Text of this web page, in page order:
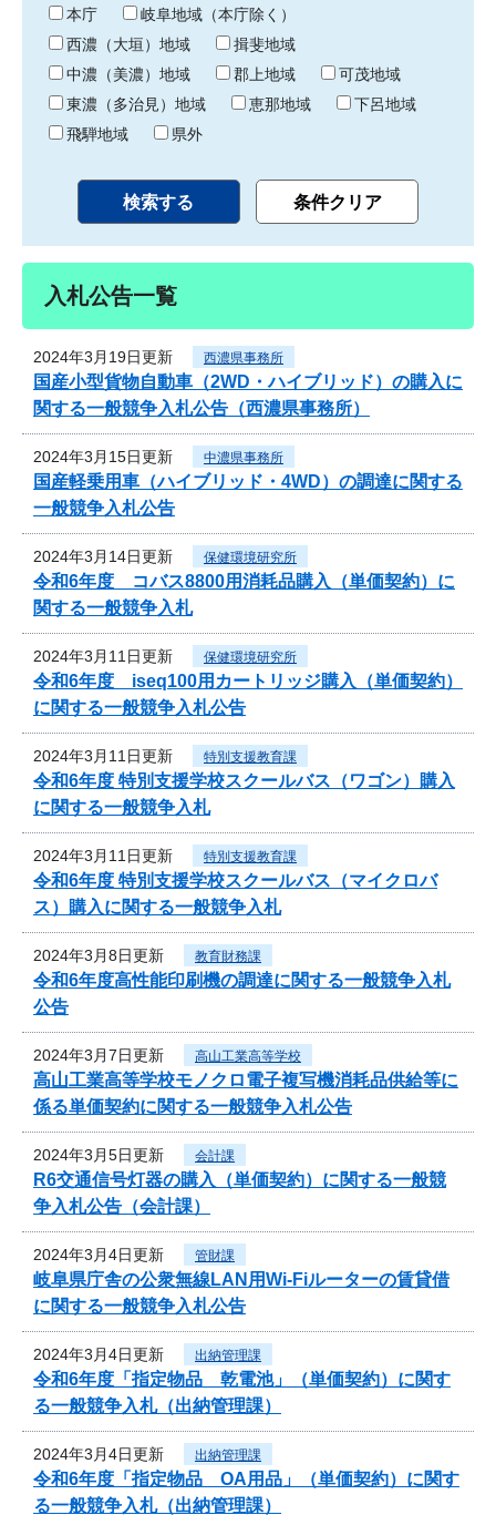
わ
り
本庁
岐阜地域（本庁除く）
西濃（大垣）地域
揖斐地域
中濃（美濃）地域
郡上地域
可茂地域
東濃（多治見）地域
恵那地域
下呂地域
飛騨地域
県外
入札公告一覧
2024年3月19日更新 西濃県事務所
国産小型貨物自動車（2WD・ハイブリッド）の購入に
関する一般競争入札公告（西濃県事務所）
2024年3月15日更新 中濃県事務所
国産軽乗用車（ハイブリッド・4WD）の調達に関する
一般競争入札公告
2024年3月14日更新 保健環境研究所
令和6年度 コバス8800用消耗品購入（単価契約）に
関する一般競争入札
2024年3月11日更新 保健環境研究所
令和6年度 iseq100用カートリッジ購入（単価契約）
に関する一般競争入札公告
2024年3月11日更新 特別支援教育課
令和6年度 特別支援学校スクールバス（ワゴン）購入
に関する一般競争入札
2024年3月11日更新 特別支援教育課
令和6年度 特別支援学校スクールバス（マイクロバ
ス）購入に関する一般競争入札
2024年3月8日更新 教育財務課
令和6年度高性能印刷機の調達に関する一般競争入札
公告
2024年3月7日更新 高山工業高等学校
高山工業高等学校モノクロ電子複写機消耗品供給等に
係る単価契約に関する一般競争入札公告
2024年3月5日更新 会計課
R6交通信号灯器の購入（単価契約）に関する一般競
争入札公告（会計課）
2024年3月4日更新 管財課
岐阜県庁舎の公衆無線LAN用Wi-Fiルーターの賃貸借
に関する一般競争入札公告
2024年3月4日更新 出納管理課
令和6年度「指定物品 乾電池」（単価契約）に関す
る一般競争入札（出納管理課）
2024年3月4日更新 出納管理課
令和6年度「指定物品 OA用品」（単価契約）に関す
る一般競争入札（出納管理課）